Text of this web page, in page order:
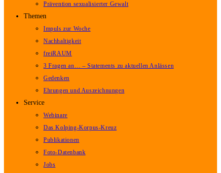
Prävention sexualisierter Gewalt
Themen
Impuls zur Woche
Nachhaltigkeit
freiRAUM
3 Fragen an… – Statements zu aktuellen Anlässen
Gedenken
Ehrungen und Auszeichnungen
Service
Webinare
Das Kolping-Korpus-Kreuz
Publikationen
Foto-Datenbank
Jobs